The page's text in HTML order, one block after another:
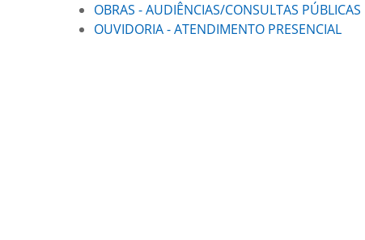
OBRAS - AUDIÊNCIAS/CONSULTAS PÚBLICAS
OUVIDORIA - ATENDIMENTO PRESENCIAL